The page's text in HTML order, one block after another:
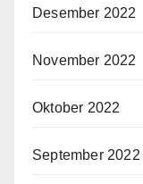
Desember 2022
November 2022
Oktober 2022
September 2022